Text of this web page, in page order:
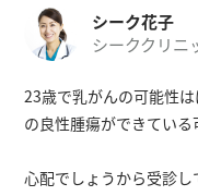
シーク花子
シーククリニ
23歳で乳がんの可能性
の良性腫瘍ができている
心配でしょうから受診し